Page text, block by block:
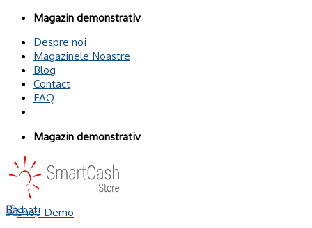
OmitețiMagazin demonstrativ
Despre noi
Magazinele Noastre
Blog
Contact
FAQ
Magazin demonstrativ
Barbati